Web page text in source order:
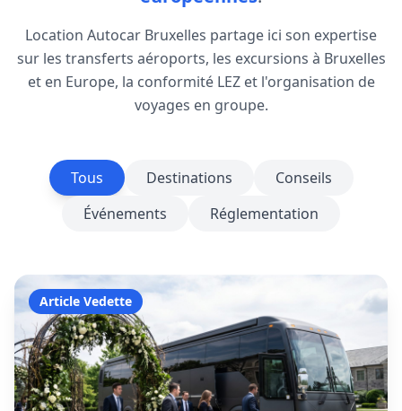
Location Autocar Bruxelles partage ici son expertise
sur les transferts aéroports, les excursions à Bruxelles
et en Europe, la conformité LEZ et l'organisation de
voyages en groupe.
Tous Destinations
Conseils
Événements
Réglementation
Article Vedette